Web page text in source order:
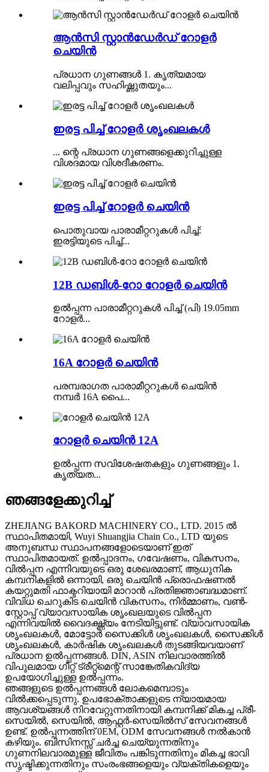
ആൻസി സ്റ്റാൻഡേർഡ് റോളർ
ചെയിൻ
പ്രധാന ഗുണങ്ങൾ 1. കൃത്യമായ
വലിപ്പവും സഹിഷ്ണുതയും...
ഇരട്ട പിച്ച് റോളർ ശൃംഖലകൾ
... ന്റെ പ്രധാന ഗുണങ്ങളെക്കുറിച്ചുള്ള
വിശദമായ വിശദീകരണം.
ഇരട്ട പിച്ച് റോളർ ചെയിൻ
പൊതുവായ പാരാമീറ്ററുകൾ പിച്ച്:
ഇരട്ടിയുടെ പിച്ച്...
12B ഡബിൾ-റോ റോളർ ചെയിൻ
ഉൽപ്പന്ന പാരാമീറ്ററുകൾ പിച്ച് (പി) 19.05mm
റോളർ...
16A റോളർ ചെയിൻ
പരമ്പരാഗത പാരാമീറ്ററുകൾ ചെയിൻ
നമ്പർ 16A പൈ...
റോളർ ചെയിൻ 12A
ഉൽപ്പന്ന സവിശേഷതകളും ഗുണങ്ങളും 1.
കൃത്യത...
ഞങ്ങളേക്കുറിച്ച്
ZHEJIANG BAKORD MACHINERY CO., LTD. 2015 ൽ
സ്ഥാപിതമായി, Wuyi Shuangjia Chain Co., LTD യുടെ
അനുബന്ധ സ്ഥാപനങ്ങളോടെയാണ് ഇത്
സ്ഥാപിതമായത്. ഉൽപ്പാദനം, ഗവേഷണം, വികസനം,
വിൽപ്പന എന്നിവയുടെ ഒരു ശേഖരമാണ്, ആധുനിക
കമ്പനികളിൽ ഒന്നായി, ഒരു ചെയിൻ പ്രൊഫഷണൽ
കയറ്റുമതി ഫാക്ടറിയായി മാറാൻ പ്രതിജ്ഞാബദ്ധമാണ്.
വിവിധ ചെറുകിട ചെയിൻ വികസനം, നിർമ്മാണം, വൺ-
സ്റ്റോപ്പ് വ്യാവസായിക ശൃംഖലയുടെ വിൽപ്പന
എന്നിവയിൽ വൈദഗ്ദ്ധ്യം നേടിയിട്ടുണ്ട്. വ്യാവസായിക
ശൃംഖലകൾ, മോട്ടോർ സൈക്കിൾ ശൃംഖലകൾ, സൈക്കിൾ
ശൃംഖലകൾ, കാർഷിക ശൃംഖലകൾ തുടങ്ങിയവയാണ്
പ്രധാന ഉൽപ്പന്നങ്ങൾ. DIN, ASIN നിലവാരത്തിൽ
വിപുലമായ ഗീറ്റ് ട്രീറ്റ്മെന്റ് സാങ്കേതികവിദ്യ
ഉപയോഗിച്ചുള്ള ഉൽപ്പന്നം.
ഞങ്ങളുടെ ഉൽപ്പന്നങ്ങൾ ലോകമെമ്പാടും
വിൽക്കപ്പെടുന്നു. ഉപഭോക്താക്കളുടെ ന്യായമായ
ആവശ്യങ്ങൾ നിറവേറ്റുന്നതിനായി കമ്പനിക്ക് മികച്ച പ്രീ-
സെയിൽ, സെയിൽ, ആഫ്റ്റർ-സെയിൽസ് സേവനങ്ങൾ
ഉണ്ട്. ഉൽപ്പന്നത്തിന് 0EM, ODM സേവനങ്ങൾ നൽകാൻ
കഴിയും. ബിസിനസ്സ് ചർച്ച ചെയ്യുന്നതിനും
ഗുണനിലവാരമുള്ള ജീവിതം പങ്കിടുന്നതിനും മികച്ച ഭാവി
സൃഷ്ടിക്കുന്നതിനും സംരംഭങ്ങളെയും വ്യക്തികളെയും